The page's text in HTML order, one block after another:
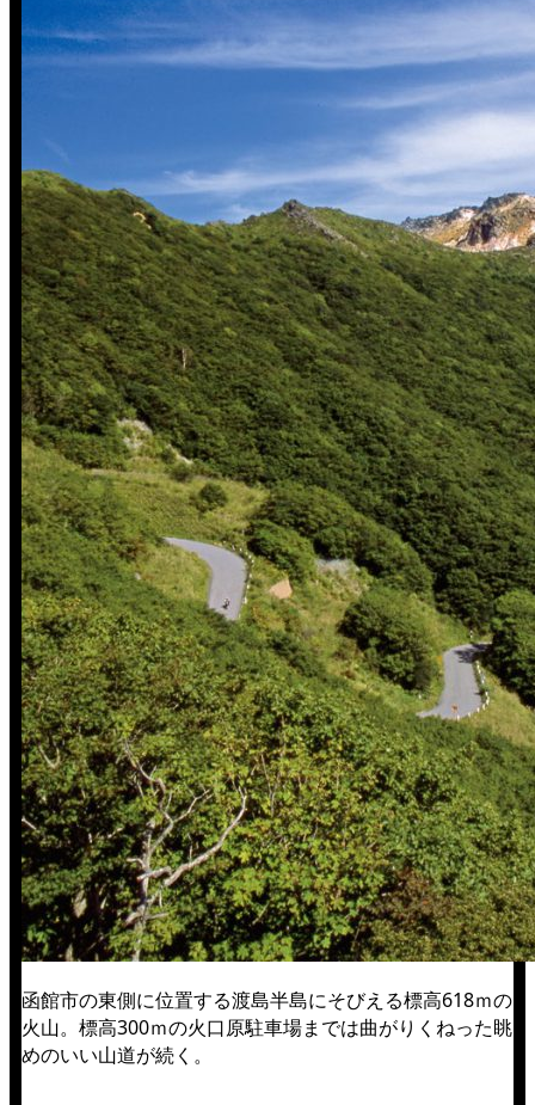
函館市の東側に位置する渡島半島にそびえる標高618ｍの
火山。標高300ｍの火口原駐車場までは曲がりくねった眺
めのいい山道が続く。